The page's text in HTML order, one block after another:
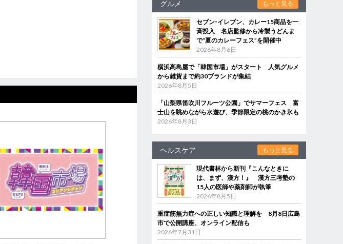
グルメ もっと見る
セブン‐イレブン、カレー15商品を一
斉投入 名店監修から冷製うどんま
で“夏のカレーフェス”を開催中
2026年8月6日
横浜高島屋で「韓国市場」がスタート 人気グルメ
から雑貨まで約30ブランドが集結
2026年8月5日
「山梨県笛吹川フルーツ公園」でサマーフェス 富
士山を眺めながら水遊び、季節限定の桃のかき氷も
2026年8月3日
ヘルスケア もっと見る
現代書林から新刊『こんなときに
は、まず、漢方！』 漢方三考塾の
15人の医師や薬剤師が執筆
2026年8月5日
重症筋無力症への正しい知識と理解を 8月8日広島
市で公開講座、オンライン配信も
2026年7月31日